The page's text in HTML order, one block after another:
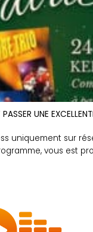
UNE
uniquement sur
vous est